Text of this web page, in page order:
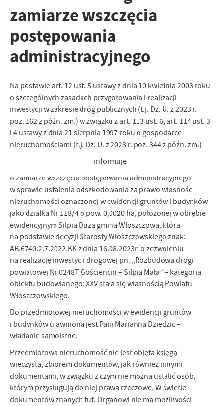
zamiarze wszczęcia
postępowania
administracyjnego
Na postawie art. 12 ust. 5 ustawy z dnia 10 kwietnia 2003 roku
o szczególnych zasadach przygotowania i realizacji
inwestycji w zakresie dróg publicznych (t.j. Dz. U. z 2023 r.
poz. 162 z późn. zm.) w związku z art. 113 ust. 6, art. 114 ust. 3
i 4 ustawy z dnia 21 sierpnia 1997 roku o gospodarce
nieruchomościami (t.j. Dz. U. z 2023 r. poz. 344 z późn. zm.)
informuję
o zamiarze wszczęcia postępowania administracyjnego
w sprawie ustalenia odszkodowania za prawo własności
nieruchomości oznaczonej w ewidencji gruntów i budynków
jako działka Nr 118/4 o pow. 0,0020 ha, położonej w obrębie
ewidencyjnym Silpia Duża gmina Włoszczowa, która
na podstawie decyzji Starosty Włoszczowskiego znak:
AB.6740.2.7.2022.KK z dnia 16.08.2023r. o zezwoleniu
na realizację inwestycji drogowej pn. „Rozbudowa drogi
powiatowej Nr 0248T Gościencin – Silpia Mała” – kategoria
obiektu budowlanego: XXV stała się własnością Powiatu
Włoszczowskiego.
Do przedmiotowej nieruchomości w ewidencji gruntów
i budynków ujawniona jest Pani Marianna Dziedzic –
władanie samoistne.
Przedmiotowa nieruchomość nie jest objęta księgą
wieczystą, zbiorem dokumentów, jak również innymi
dokumentami, w związku z czym nie można ustalić osób,
którym przysługują do niej prawa rzeczowe. W świetle
dokumentów znanych tut. Organowi nie ma możliwości
personalizację określonych funkcjonalności czy prezentowanych
treści.
Dzięki tym plikom cookies możemy zapewnić Ci większy komfort
korzystania z funkcjonalności naszej strony poprzez dopasowanie
jej do Twoich indywidualnych preferencji. Wyrażenie zgody na
funkcjonalne i personalizacyjne pliki cookies gwarantuje
Więcej
Analityczne pliki cookies pomagają nam rozwijać się i
dostosowywać do Twoich potrzeb.
Cookies analityczne pozwalają na uzyskanie informacji w zakresie
wykorzystywania witryny internetowej, miejsca oraz częstotliwości,
z jaką odwiedzane są nasze serwisy www. Dane pozwalają nam na
ocenę naszych serwisów internetowych pod względem ich
popularności wśród użytkowników. Zgromadzone informacje są
przetwarzane w formie zanonimizowanej. Wyrażenie zgody na
analityczne pliki cookies gwarantuje dostępność wszystkich
funkcjonalności.
Więcej
Reklamowe
Dzięki reklamowym plikom cookies prezentujemy Ci najciekawsze
informacje i aktualności na stronach naszych partnerów.
Promocyjne pliki cookies służą do prezentowania Ci naszych
komunikatów na podstawie analizy Twoich upodobań oraz Twoich
zwyczajów dotyczących przeglądanej witryny internetowej. Treści
promocyjne mogą pojawić się na stronach podmiotów trzecich lub
firm będących naszymi partnerami oraz innych dostawców usług.
Firmy te działają w charakterze pośredników prezentujących nasze
treści w postaci wiadomości, ofert, komunikatów mediów
społecznościowych.